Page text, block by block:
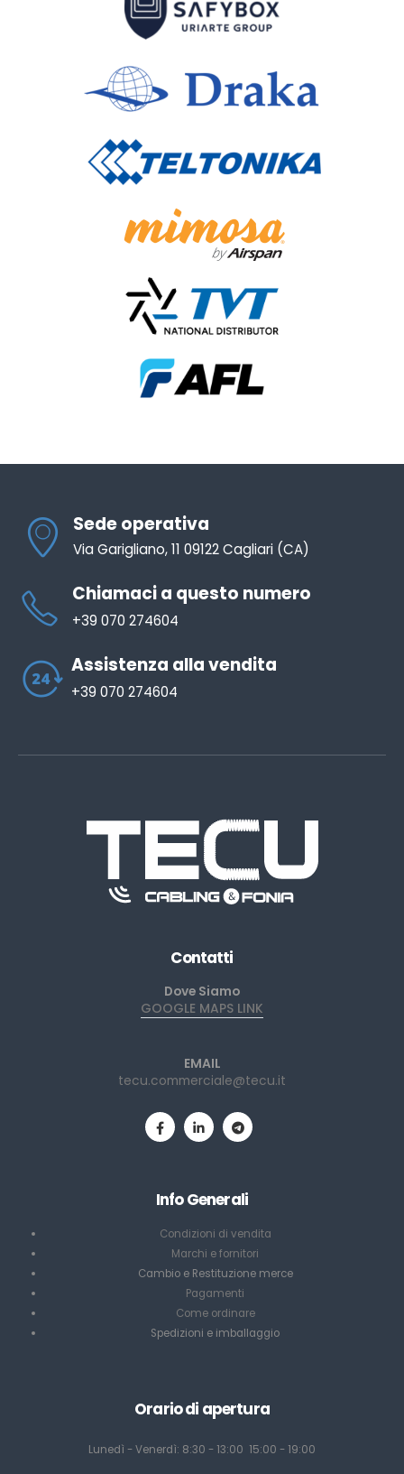
Sede operativa
Via Garigliano, 11 09122 Cagliari (CA)
Chiamaci a questo numero
+39 070 274604
Assistenza alla vendita
+39 070 274604
Contatti
Dove Siamo
GOOGLE MAPS LINK
EMAIL
tecu.commerciale@tecu.it
Info Generali
Condizioni di vendita
Marchi e fornitori
Cambio e Restituzione merce
Pagamenti
Come ordinare
Spedizioni e imballaggio
Orario di apertura
Lunedì - Venerdì: 8:30 - 13:00 15:00 - 19:00